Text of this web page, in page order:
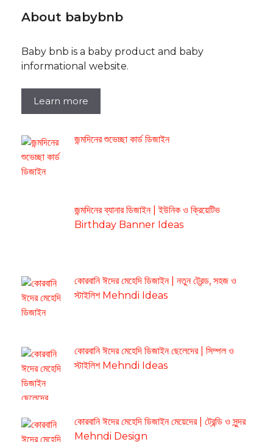
About babybnb
Baby bnb is a baby product and baby
informational website.
Learn more
জন্মদিনের শুভেচ্ছা কার্ড ডিজাইন
জন্মদিনের ব্যানার ডিজাইন | ইউনিক ও ক্রিয়েটিভ
Birthday Banner Ideas
কোরবানি ঈদের মেহেদি ডিজাইন | নতুন ট্রেন্ড, সহজ ও
স্টাইলিশ Mehndi Ideas
কোরবানি ঈদের মেহেদি ডিজাইন ছেলেদের | সিম্পল ও
স্টাইলিশ Mehndi Ideas
কোরবানি ঈদের মেহেদি ডিজাইন মেয়েদের | ট্রেন্ডি ও সুন্দর
Mehndi Design